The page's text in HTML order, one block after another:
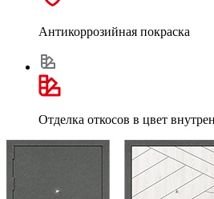
Антикоррозийная покраска
Отделка откосов в цвет